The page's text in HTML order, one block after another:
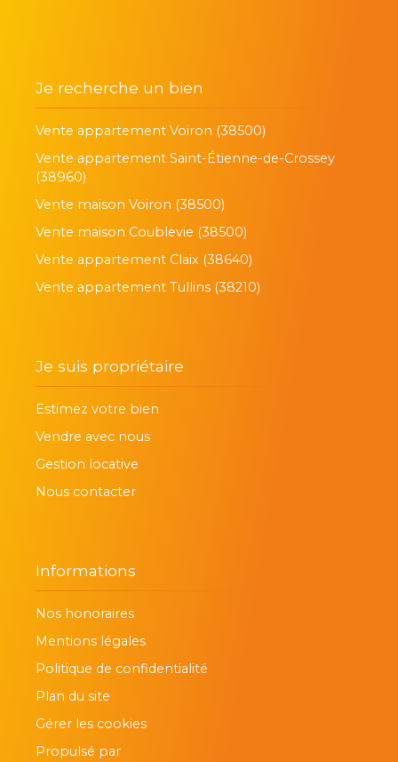
Je recherche un bien
Vente appartement Voiron (38500)
Vente appartement Saint-Étienne-de-Crossey
(38960)
Vente maison Voiron (38500)
Vente maison Coublevie (38500)
Vente appartement Claix (38640)
Vente appartement Tullins (38210)
Je suis propriétaire
Estimez votre bien
Vendre avec nous
Gestion locative
Nous contacter
Informations
Nos honoraires
Mentions légales
Politique de confidentialité
Plan du site
Gérer les cookies
Propulsé par